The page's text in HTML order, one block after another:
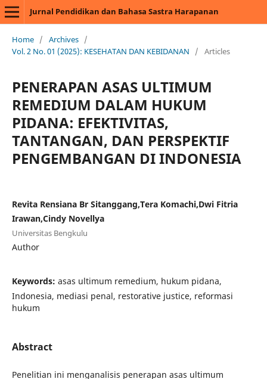
Jurnal Pendidikan dan Bahasa Sastra Harapanan
Home / Archives /
Vol. 2 No. 01 (2025): KESEHATAN DAN KEBIDANAN
/ Articles
PENERAPAN ASAS ULTIMUM
REMEDIUM DALAM HUKUM
PIDANA: EFEKTIVITAS,
TANTANGAN, DAN PERSPEKTIF
PENGEMBANGAN DI INDONESIA
Revita Rensiana Br Sitanggang,Tera Komachi,Dwi Fitria
Irawan,Cindy Novellya
Universitas Bengkulu
Author
Keywords: asas ultimum remedium, hukum pidana,
Indonesia, mediasi penal, restorative justice, reformasi
hukum
Abstract
Penelitian ini menganalisis penerapan asas ultimum